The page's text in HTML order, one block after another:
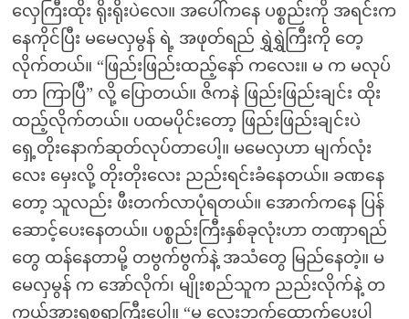
လှေကြီးထိုး ရိုးရိုးပဲလေ။ အပေါ်ကနေ ပစ္စည်းကို အရင်းက
နေကိုင်ပြီး မမေလှမွန် ရဲ့ အဖုတ်ရည် ရွှဲရွှဲကြီးကို တေ့
လိုက်တယ်။ “ဖြည်းဖြည်းထည့်နော် ကလေး။ မ က မလုပ်
တာ ကြာပြီ” လို့ ပြောတယ်။ ဇိကနဲ ဖြည်းဖြည်းချင်း ထိုး
ထည့်လိုက်တယ်။ ပထမပိုင်းတော့ ဖြည်းဖြည်းချင်းပဲ
ရှေ့တိုးနောက်ဆုတ်လုပ်တာပေါ့။ မမေလှဟာ မျက်လုံး
လေး မှေးလို့ တိုးတိုးလေး ညည်းရင်းခံနေတယ်။ ခဏနေ
တော့ သူလည်း ဖီးတက်လာပုံရတယ်။ အောက်ကနေ ပြန်
ဆောင့်ပေးနေတယ်။ ပစ္စည်းကြီးနှစ်ခုလုံးဟာ တဏှာရည်
တွေ ထန်နေတာမို့ တဗွက်ဗွက်နဲ့ အသံတွေ မြည်နေတဲ့။ မ
မေလှမွန် က အော်လိုက်၊ မျိုးစည်သူက ညည်းလိုက်နဲ့ တ
ကယ့်အားရစရာကြီးပေါ့။ “မ လေးဘက်ထောက်ပေးပါ